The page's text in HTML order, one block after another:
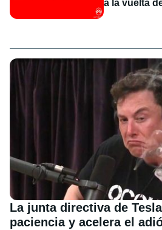
a la vuelta
La junta directiva de
paciencia y acelera el